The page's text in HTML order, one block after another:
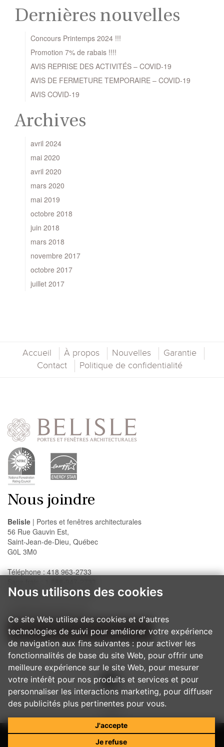
Nous utilisons des cookies
Ce site Web utilise des cookies et d'autres
technologies de suivi pour améliorer votre expérience
de navigation aux fins suivantes : pour activer les
fonctionnalités de base du site Web, pour offrir une
meilleure expérience sur le site Web, pour mesurer
votre intérêt pour nos produits et services et pour
personnaliser les interactions marketing, pour diffuser
des publicités plus pertinentes pour vous.
J'accepte
Je refuse
Dernières nouvelles
Concours Printemps 2024 !!!
Promotion 7% de rabais !!!!
AVIS REPRISE DES ACTIVITÉS – COVID-19
AVIS DE FERMETURE TEMPORAIRE – COVID-19
AVIS COVID-19
Archives
avril 2024
mai 2020
avril 2020
mars 2020
mai 2019
octobre 2018
juin 2018
mars 2018
novembre 2017
octobre 2017
juillet 2017
Accueil À propos Nouvelles
Garantie
Contact
Politique de confidentialité
Nous joindre
Belisle | Portes et fenêtres architecturales
56 Rue Gauvin Est,
Saint-Jean-de-Dieu, Québec
G0L 3M0
Téléphone : 418 963-2733
Télécopieur : 418 963-2200
NOS PROCÉDURES D'INSTALLATION
Belisle - Portes et fenêtres architecturales